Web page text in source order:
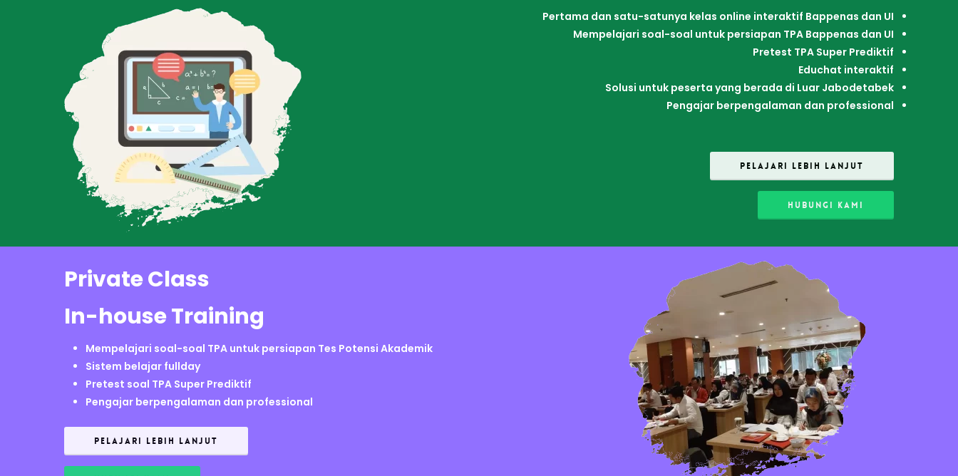
Pertama dan satu-satunya kelas online interaktif Bappenas dan UI
Mempelajari soal-soal untuk persiapan TPA Bappenas dan UI
Pretest TPA Super Prediktif
Educhat interaktif
Solusi untuk peserta yang berada di Luar Jabodetabek
Pengajar berpengalaman dan professional
PELAJARI LEBIH LANJUT
HUBUNGI KAMI
Private Class
In-house Training
Mempelajari soal-soal TPA untuk persiapan Tes Potensi Akademik
Sistem belajar fullday
Pretest soal TPA Super Prediktif
Pengajar berpengalaman dan professional
PELAJARI LEBIH LANJUT